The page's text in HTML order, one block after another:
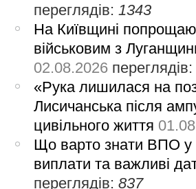
переглядів: 1343
На Київщині
військовим з
02.08.2026 переглядів:
«Рука лишилася на
Лисичанська після
цивільного життя
Що варто знати ВПО у
виплати та важливі
переглядів:837